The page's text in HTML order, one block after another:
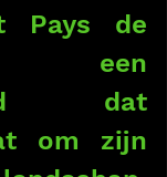
Pays de
een
dat
om zijn